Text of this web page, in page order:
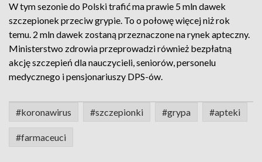
W tym sezonie do Polski trafić ma prawie 5 mln dawek
szczepionek przeciw grypie. To o połowę więcej niż rok
temu. 2 mln dawek zostaną przeznaczone na rynek apteczny.
Ministerstwo zdrowia przeprowadzi również bezpłatną
akcję szczepień dla nauczycieli, seniorów, personelu
medycznego i pensjonariuszy DPS-ów.
#koronawirus #szczepionki #grypa #apteki
#farmaceuci